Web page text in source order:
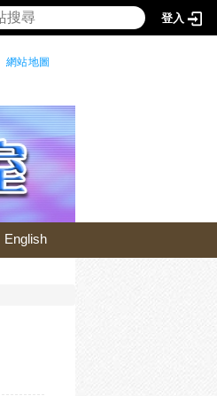
登入
網站地圖
English